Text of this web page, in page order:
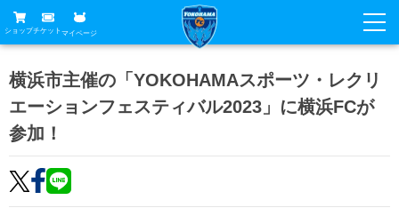
ショップチケット マイページ
グッズ
ホームタウン
トップチーム
試合
試合日程
順位表
チケット
チケットガイド
横浜市主催の「YOKOHAMAスポーツ・レクリ
エーションフェスティバル2023」に横浜FCが
参加！